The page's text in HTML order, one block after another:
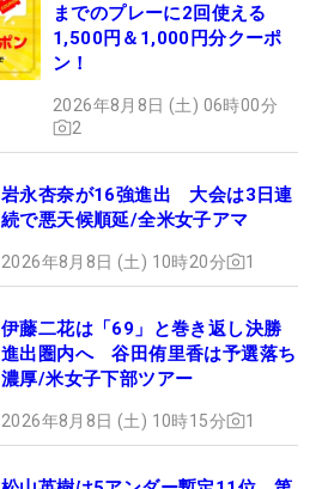
までのプレーに2回使える
1,500円＆1,000円分クーポ
ン！
2026年8月8日 (土) 06時00分
2
岩永杏奈が16強進出 大会は3日連
続で悪天候順延/全米女子アマ
2026年8月8日 (土) 10時20分 1
伊藤二花は「69」と巻き返し決勝
進出圏内へ 谷田侑里香は予選落ち
濃厚/米女子下部ツアー
2026年8月8日 (土) 10時15分 1